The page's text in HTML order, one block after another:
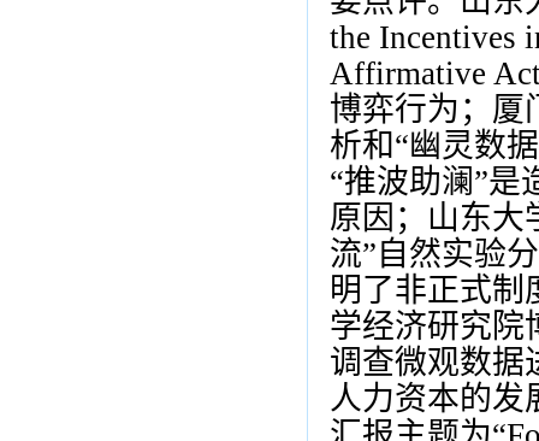
the Incentives
Affirmative
博弈行为；厦
析和“幽灵数据
“推波助澜 ”是
原因；山东大
流” 自然实验
明了非正式制
学经济研究院
调查微观数据
人力资本的发